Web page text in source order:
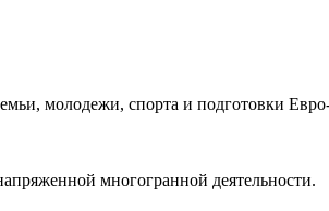
молодежи, спорта и подготовки
многогранной деятельности.